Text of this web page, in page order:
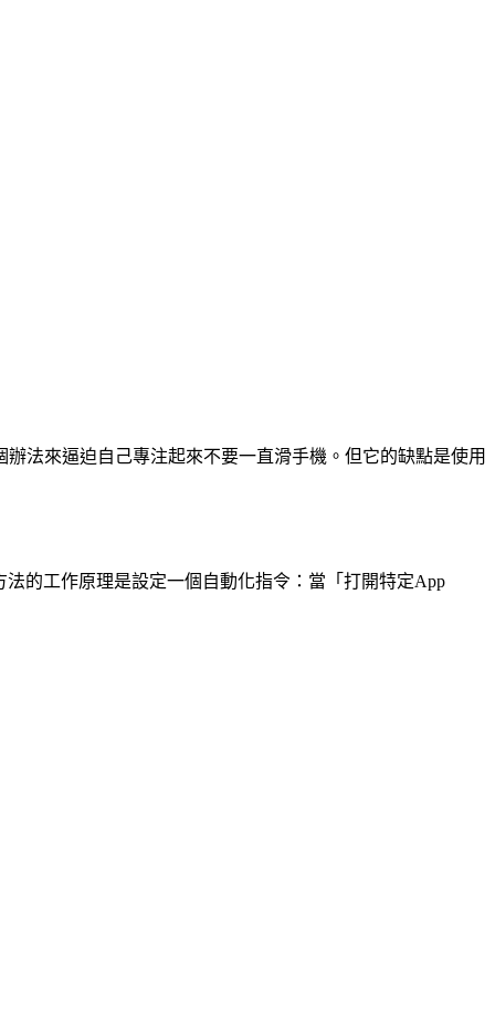
法來逼迫自己專注起來不要一直滑手機。但它的缺點是使用
的工作原理是設定一個自動化指令：當「打開特定App